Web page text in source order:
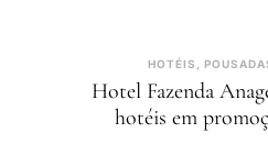
HOTÉIS,
Hotel Fazenda
hotéis em